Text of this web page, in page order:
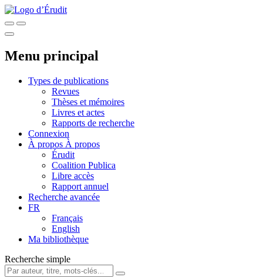
Menu principal
Types de publications
Revues
Thèses et mémoires
Livres et actes
Rapports de recherche
Connexion
À propos À propos
Érudit
Coalition Publica
Libre accès
Rapport annuel
Recherche avancée
FR
Français
English
Ma bibliothèque
Recherche simple